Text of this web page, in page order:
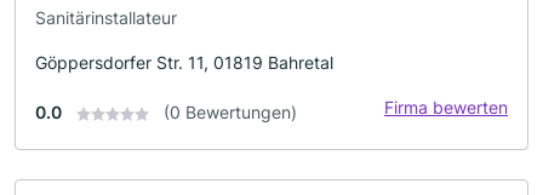
Sanitärinstallateur
Göppersdorfer Str. 11, 01819 Bahretal
0.0 (0 Bewertungen) Firma bewerten